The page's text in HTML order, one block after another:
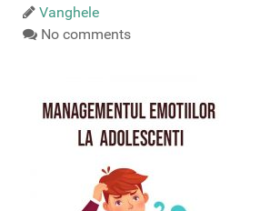
Vanghele
No comments